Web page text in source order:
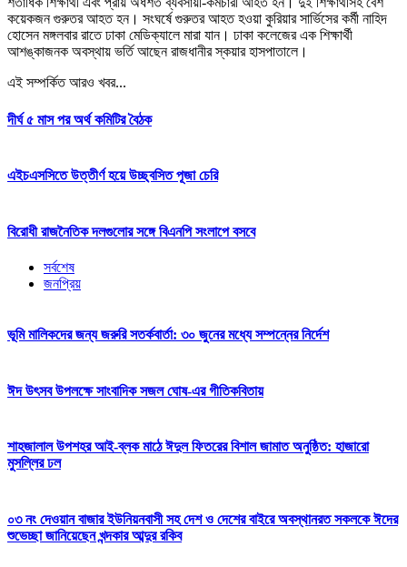
কয়েকজন গুরুতর আহত হন। সংঘর্ষে গুরুতর আহত হওয়া কুরিয়ার সার্ভিসের কর্মী নাহিদ
হোসেন মঙ্গলবার রাতে ঢাকা মেডিক্যালে মারা যান। ঢাকা কলেজের এক শিক্ষার্থী
আশঙ্কাজনক অবস্থায় ভর্তি আছেন রাজধানীর স্কয়ার হাসপাতালে।
এই সম্পর্কিত আরও খবর...
দীর্ঘ ৫ মাস পর অর্থ কমিটির বৈঠক
এইচএসসিতে উত্তীর্ণ হয়ে উচ্ছ্বসিত পূজা চেরি
বিরোধী রাজনৈতিক দলগুলোর সঙ্গে বিএনপি সংলাপে বসবে
সর্বশেষ
জনপ্রিয়
ভূমি মালিকদের জন্য জরুরি সতর্কবার্তা: ৩০ জুনের মধ্যে সম্পন্নের নির্দেশ
ঈদ উৎসব উপলক্ষে সাংবাদিক সজল ঘোষ-এর গীতিকবিতায়
শাহজালাল উপশহর আই-ব্লক মাঠে ঈদুল ফিতরের বিশাল জামাত অনুষ্ঠিত: হাজারো
মুসল্লির ঢল
০৩ নং দেওয়ান বাজার ইউনিয়নবাসী সহ দেশ ও দেশের বাইরে অবস্থানরত সকলকে ঈদের
শুভেচ্ছা জানিয়েছেন খন্দকার আব্দুর রকিব